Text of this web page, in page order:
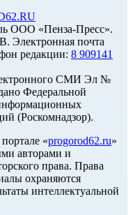
ООО «Пенза-Пресс».
Электронная почта
редакции: 8 909141
СМИ Эл №
Федеральной
(Роскомнадзор).
«progorod62.ru»
авторами и
права. Права
охраняются
интеллектуальной